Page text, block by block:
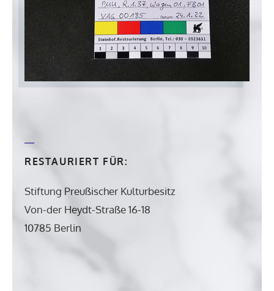
RESTAURIERT FÜR:
Stiftung Preußischer Kulturbesitz
Von-der Heydt-Straße 16-18
10785 Berlin